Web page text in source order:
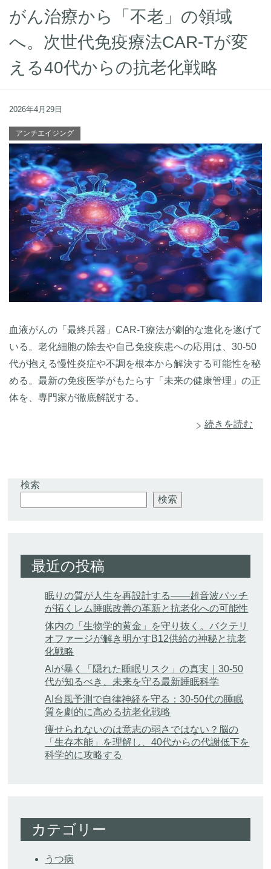
がん治療から「不老」の領域
へ。次世代免疫療法CAR-Tが変
える40代からの抗老化戦略
2026年4月29日
アンチエイジング
血液がんの「最終兵器」CAR-T療法が劇的な進化を遂げて
いる。老化細胞の除去や自己免疫疾患への応用は、30-50
代が抱える慢性炎症や不調を根本から解決する可能性を秘
める。最新の免疫医学がもたらす「未来の健康管理」の正
体を、専門家が徹底解説する。
続きを読む
検索
検索
最近の投稿
眠りの質が人生を再設計する——超音波パッチ
が拓くレム睡眠改善の革新と抗老化への可能性
体内の「生物学的黄金」を守り抜く。バクテリ
オファージが解き明かすB12供給の神秘と抗老
化戦略
AIが暴く「隠れた睡眠リスク」の真実｜30-50
代が知るべき、未来を守る最新睡眠科学
AI台風予測で自律神経を守る：30-50代の睡眠
質を劇的に高める抗老化戦略
痩せられないのは意志の弱さではない？脳の
「生存本能」を理解し、40代からの代謝低下を
科学的に攻略する
カテゴリー
うつ病